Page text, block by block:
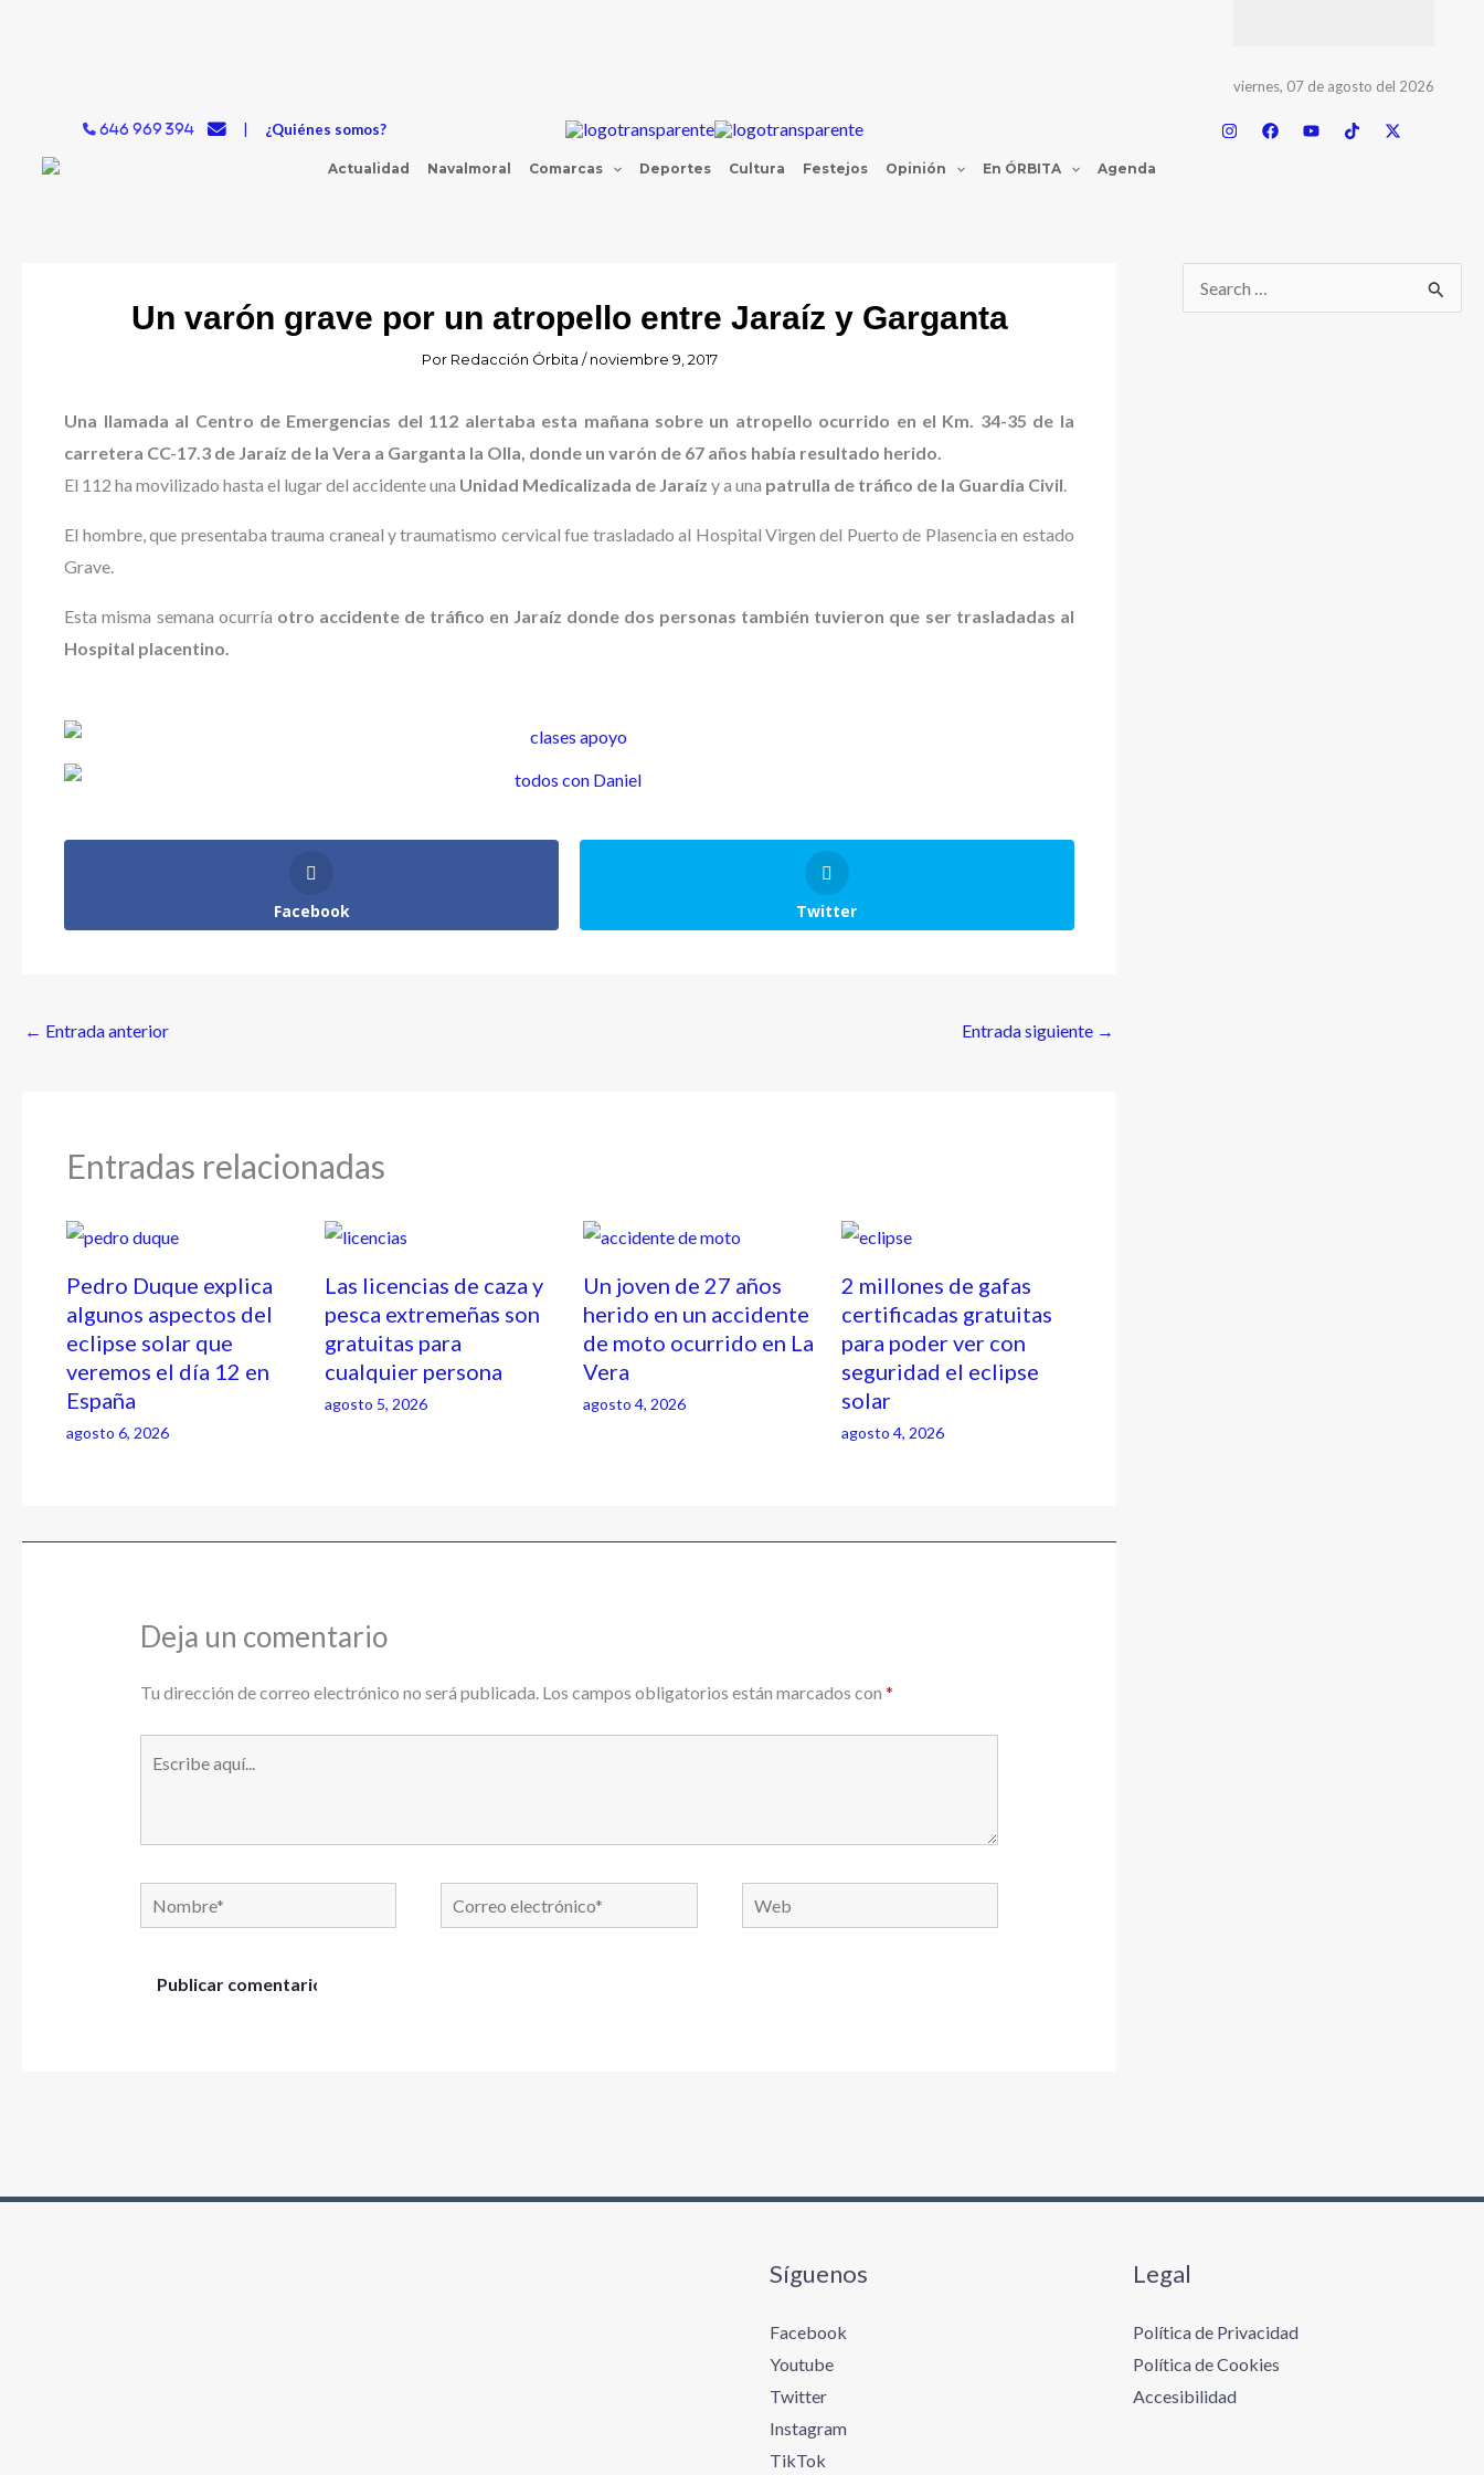
viernes, 07 de agosto del 2026
646 969 394 ¿Quiénes somos?
Actualidad Navalmoral Comarcas Deportes Cultura Festejos Opinión En ÓRBITA Agenda
Un varón grave por un atropello entre Jaraíz y Garganta
Por Redacción Órbita /noviembre 9, 2017
Una llamada al Centro de Emergencias del 112 alertaba esta mañana sobre un atropello ocurrido en el Km. 34-35 de la
carretera CC-17.3 de Jaraíz de la Vera a Garganta la Olla, donde un varón de 67 años había resultado herido.
El 112 ha movilizado hasta el lugar del accidente una Unidad Medicalizada de Jaraíz y a una patrulla de tráfico de la Guardia Civil.
El hombre, que presentaba trauma craneal y traumatismo cervical fue trasladado al Hospital Virgen del Puerto de Plasencia en estado
Grave.
Esta misma semana ocurría otro accidente de tráfico en Jaraíz donde dos personas también tuvieron que ser trasladadas al
Hospital placentino.
Facebook Twitter
← Entrada anterior Entrada siguiente →
Entradas relacionadas
Pedro Duque explica
algunos aspectos del
eclipse solar que
veremos el día 12 en
España
agosto 6, 2026
Las licencias de caza y
pesca extremeñas son
gratuitas para
cualquier persona
agosto 5, 2026
Un joven de 27 años
herido en un accidente
de moto ocurrido en La
Vera
agosto 4, 2026
2 millones de gafas
certificadas gratuitas
para poder ver con
seguridad el eclipse
solar
agosto 4, 2026
Deja un comentario
Tu dirección de correo electrónico no será publicada. Los campos obligatorios están marcados con *
Nombre*
Correo
electrónico*
Web
Síguenos
Facebook
Youtube
Twitter
Instagram
TikTok
Legal
Política de Privacidad
Política de Cookies
Accesibilidad